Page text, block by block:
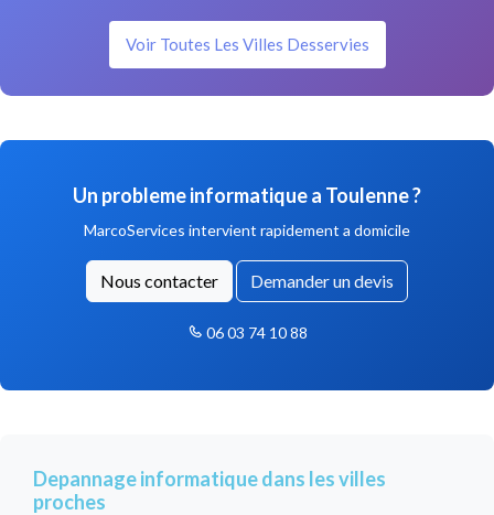
Voir Toutes Les Villes Desservies
Un probleme informatique a Toulenne ?
MarcoServices intervient rapidement a domicile
Nous contacter Demander un devis
06 03 74 10 88
Depannage informatique dans les villes
proches